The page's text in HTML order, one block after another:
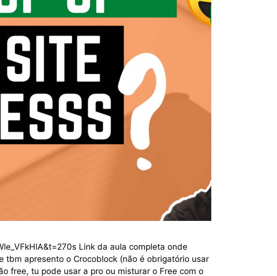
Link da aula completa onde
tbm apresento o Crocoblock (não é obrigatório usar
free, tu pode usar a pro ou misturar o Free com o